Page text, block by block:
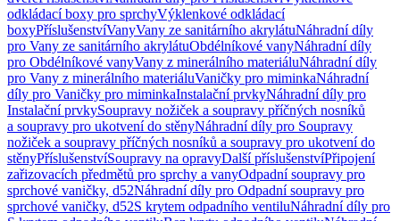
odkládací boxy pro sprchyVýklenkové odkládací
boxyPříslušenstvíVanyVany ze sanitárního akrylátuNáhradní díly
pro Vany ze sanitárního akrylátuObdélníkové vanyNáhradní díly
pro Obdélníkové vanyVany z minerálního materiáluNáhradní díly
pro Vany z minerálního materiáluVaničky pro miminkaNáhradní
díly pro Vaničky pro miminkaInstalační prvkyNáhradní díly pro
Instalační prvkySoupravy nožiček a soupravy příčných nosníků
a soupravy pro ukotvení do stěnyNáhradní díly pro Soupravy
nožiček a soupravy příčných nosníků a soupravy pro ukotvení do
stěnyPříslušenstvíSoupravy na opravyDalší příslušenstvíPřipojení
zařizovacích předmětů pro sprchy a vanyOdpadní soupravy pro
sprchové vaničky, d52Náhradní díly pro Odpadní soupravy pro
sprchové vaničky, d52S krytem odpadního ventiluNáhradní díly pro